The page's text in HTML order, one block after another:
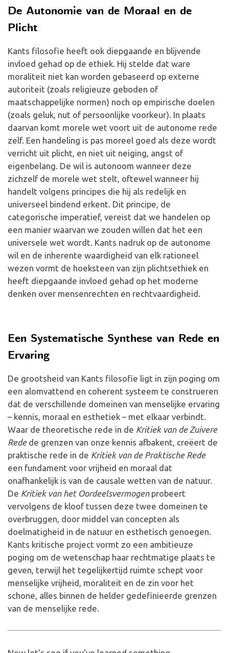
De Autonomie van de Moraal en de
Plicht
Kants filosofie heeft ook diepgaande en blijvende
invloed gehad op de ethiek. Hij stelde dat ware
moraliteit niet kan worden gebaseerd op externe
autoriteit (zoals religieuze geboden of
maatschappelijke normen) noch op empirische doelen
(zoals geluk, nut of persoonlijke voorkeur). In plaats
daarvan komt morele wet voort uit de autonome rede
zelf. Een handeling is pas moreel goed als deze wordt
verricht uit plicht, en niet uit neiging, angst of
eigenbelang. De wil is autonoom wanneer deze
zichzelf de morele wet stelt, oftewel wanneer hij
handelt volgens principes die hij als redelijk en
universeel bindend erkent. Dit principe, de
categorische imperatief, vereist dat we handelen op
een manier waarvan we zouden willen dat het een
universele wet wordt. Kants nadruk op de autonome
wil en de inherente waardigheid van elk rationeel
wezen vormt de hoeksteen van zijn plichtsethiek en
heeft diepgaande invloed gehad op het moderne
denken over mensenrechten en rechtvaardigheid.
Een Systematische Synthese van Rede en
Ervaring
De grootsheid van Kants filosofie ligt in zijn poging om
een alomvattend en coherent systeem te construeren
dat de verschillende domeinen van menselijke ervaring
– kennis, moraal en esthetiek – met elkaar verbindt.
Waar de theoretische rede in de Kritiek van de Zuivere
Redede grenzen van onze kennis afbakent, creëert de
praktische rede in de Kritiek van de Praktische Rede
een fundament voor vrijheid en moraal dat
onafhankelijk is van de causale wetten van de natuur.
De Kritiek van het Oordeelsvermogenprobeert
vervolgens de kloof tussen deze twee domeinen te
overbruggen, door middel van concepten als
doelmatigheid in de natuur en esthetisch genoegen.
Kants kritische project vormt zo een ambitieuze
poging om de wetenschap haar rechtmatige plaats te
geven, terwijl het tegelijkertijd ruimte schept voor
menselijke vrijheid, moraliteit en de zin voor het
schone, alles binnen de helder gedefinieerde grenzen
van de menselijke rede.